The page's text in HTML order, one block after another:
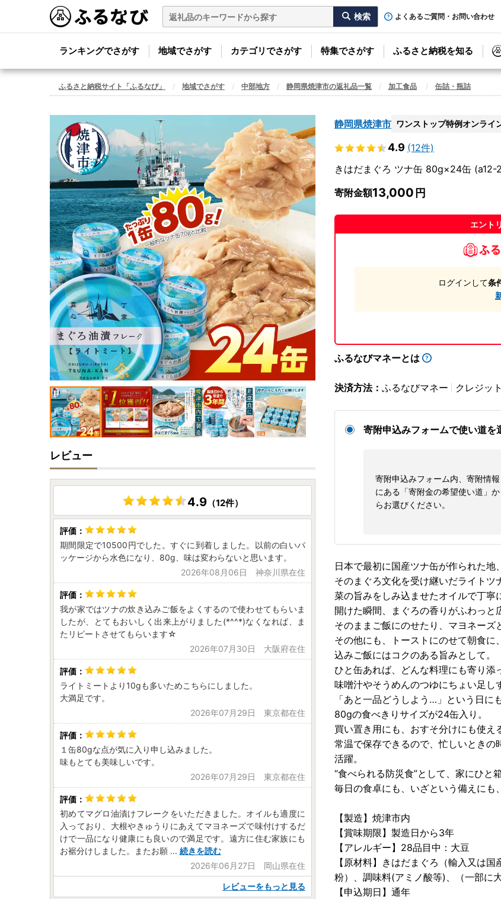
よくあるご質問・お問い合わせ
ランキングでさがす 地域でさがす カテゴリでさがす 特集でさがす ふるさと納税を知る
ふるさと納税サイト「ふるなび」 地域でさがす 中部地方 静岡県焼津市の返礼品一覧 加工食品 缶詰・瓶詰
静岡県焼津市 ワンストップ特例オンライ
4.9 (12件)
きはだまぐろ ツナ缶 80g×24缶 (a12-
寄附金額13,000
エント
ログインして条
ふるなびマネーとは
決済方法： ふるなびマネー クレジッ
寄附申込みフォームで使い道を
寄附申込みフォーム内、寄附情報
にある「寄附金の希望使い道」か
らお選びください。
日本で最初に国産ツナ缶が作られた地
そのまぐろ文化を受け継いだライト
菜の旨みをしみ込ませたオイルで丁寧
開けた瞬間、まぐろの香りがふわっと
そのままご飯にのせたり、マヨネーズ
その他にも、トーストにのせて朝食
込みご飯にはコクのある旨みとして。
ひと缶あれば、どんな料理にも寄り添
味噌汁やそうめんのつゆにちょい足し
「あと一品どうしよう…」という日に
80gの食べきりサイズが24缶入り。
買い置き用にも、おすそ分けにも使え
常温で保存できるので、忙しいとき
活躍。
“食べられる防災食”として、家にひと
毎日の食卓にも、いざという備えにも
【製造】焼津市内
【賞味期限】製造日から3年
【アレルギー】28品目中：大豆
【原材料】きはだまぐろ（輸入又は
粉）、調味料(アミノ酸等)、（一部に大
【申込期日】通年
レビュー
4.9（12件）
期間限定で10500円でした。すぐに到着しました。以前の白いパ
ッケージから水色になり、80g、味は変わらないと思います。
2026年08月06日 神奈川県在住
我が家ではツナの炊き込みご飯をよくするので使わせてもらいま
したが、とてもおいしく出来上がりました(*^^*)なくなれば、ま
たリピートさせてもらいます☆
2026年07月30日 大阪府在住
ライトミートより10gも多いためこちらにしました。
大満足です。
2026年07月29日 東京都在住
１缶80gな点が気に入り申し込みました。
味もとても美味しいです。
2026年07月29日 東京都在住
初めてマグロ油漬けフレークをいただきました。オイルも適度に
入っており、大根やきゅうりにあえてマヨネーズで味付けするだ
けで一品になり健康にも良いので満足です。遠方に住む家族にも
お裾分けしました。またお願 ... 続きを読む
2026年06月27日 岡山県在住
レビューをもっと見る